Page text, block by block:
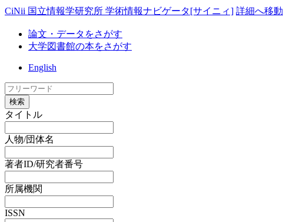
CiNii 国立情報学研究所 学術情報ナビゲータ[サイニィ] 詳細へ移動
論文・データをさがす
大学図書館の本をさがす
English
検索
タイトル
人物/団体名
著者ID/研究者番号
所属機関
ISSN